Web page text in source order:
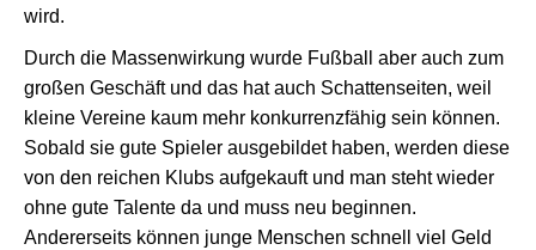
wird.
Durch die Massenwirkung wurde Fußball aber auch zum
großen Geschäft und das hat auch Schattenseiten, weil
kleine Vereine kaum mehr konkurrenzfähig sein können.
Sobald sie gute Spieler ausgebildet haben, werden diese
von den reichen Klubs aufgekauft und man steht wieder
ohne gute Talente da und muss neu beginnen.
Andererseits können junge Menschen schnell viel Geld